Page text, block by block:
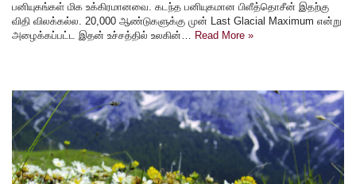
பனியுகங்கள் மிக உக்கிரமானவை. கடந்த பனியுகமான பிளீத்தொசீன் இதற்கு
விதி விலக்கல்ல. 20,000 ஆண்டுகளுக்கு முன் Last Glacial Maximum என்று
அழைக்கப்பட்ட இதன் உச்சத்தில் உலகின்… Read More »